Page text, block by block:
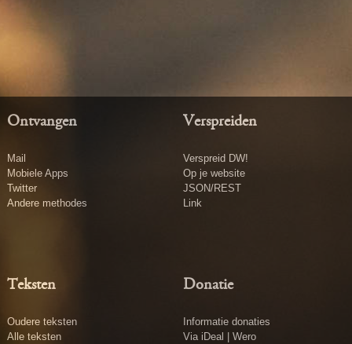
Ontvangen
Mail
Mobiele Apps
Twitter
Andere methodes
Verspreiden
Verspreid DW!
Op je website
JSON/REST
Link
Teksten
Oudere teksten
Alle teksten
Donatie
Informatie donaties
Via iDeal | Wero